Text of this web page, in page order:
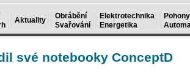
Aktuality
Obrábění
Svařování
Elektrotechnika
Energetika
Pohony
své notebooky ConceptD